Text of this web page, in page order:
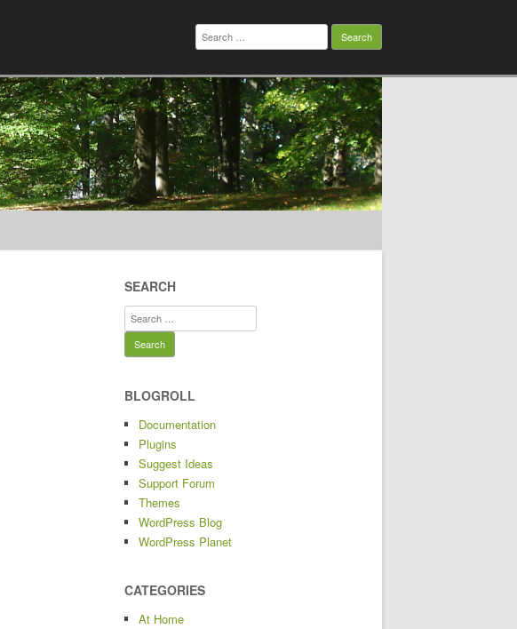
Search
for:
SEARCH
Search
for:
BLOGROLL
Documentation
Plugins
Suggest Ideas
Support Forum
Themes
WordPress Blog
WordPress Planet
CATEGORIES
At Home